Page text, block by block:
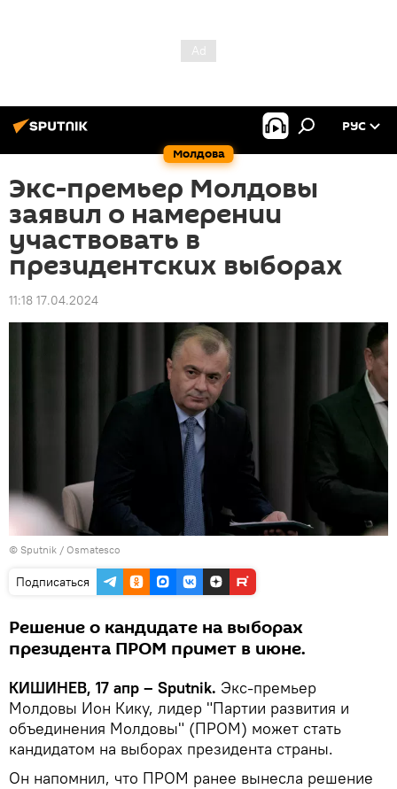
Молдова
РУС
Экс-премьер Молдовы
заявил о намерении
участвовать в
президентских выборах
11:18 17.04.2024
© Sputnik / Osmatesco
Подписаться
Решение о кандидате на выборах
президента ПРОМ примет в июне.
КИШИНЕВ, 17 апр – Sputnik. Экс-премьер
Молдовы Ион Кику, лидер "Партии развития и
объединения Молдовы" (ПРОМ) может стать
кандидатом на выборах президента страны.
Он напомнил, что ПРОМ ранее вынесла решение